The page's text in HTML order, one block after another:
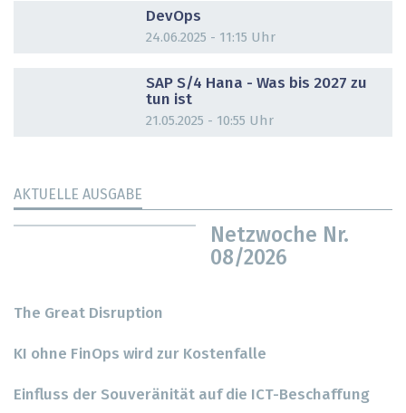
DevOps
24.06.2025 - 11:15 Uhr
SAP S/4 Hana - Was bis 2027 zu
tun ist
21.05.2025 - 10:55 Uhr
AKTUELLE AUSGABE
Netzwoche Nr.
08/2026
The Great Disruption
KI ohne FinOps wird zur Kostenfalle
Einfluss der Souveränität auf die ICT-Beschaffung